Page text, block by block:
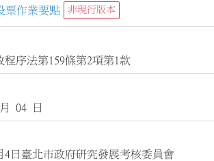
票作業要點
非現行版本
序法第159條第2項第1款
04 日
4日臺北市政府研究發展考核委員會